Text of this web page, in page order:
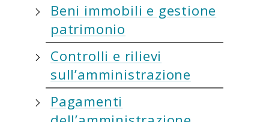
Beni immobili e gestione
patrimonio
Controlli e rilievi
sull’amministrazione
Pagamenti